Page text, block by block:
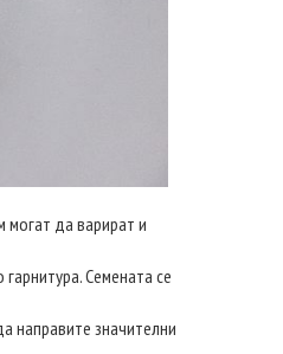
могат да варират и
Семената се
направите значителни